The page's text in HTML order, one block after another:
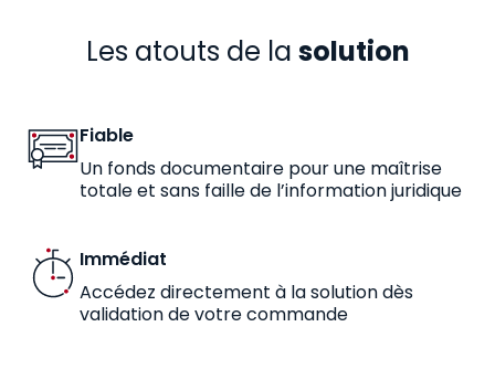
Les atouts de la solution
Fiable
Un fonds documentaire pour une maîtrise
totale et sans faille de l’information juridique
Immédiat
Accédez directement à la solution dès
validation de votre commande